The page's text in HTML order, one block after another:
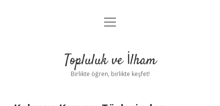
Anasayfa
Yasal Uyarı
menüyü
Topluluk ve İlham
Birlikte öğren, birlikte keşfet!